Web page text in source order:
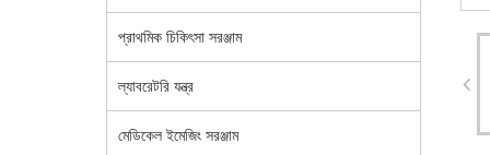
প্রাথমিক চিকিৎসা সরঞ্জাম
ল্যাবরেটরি যন্ত্র
মেডিকেল ইমেজিং সরঞ্জাম